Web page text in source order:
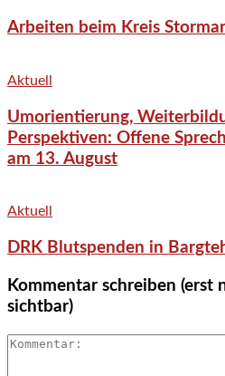
Arbeiten beim Kreis
Aktuell
Umorientierung,
Perspektiven: Offene
am 13. August
Aktuell
DRK Blutspenden in
Kommentar schreiben (erst
sichtbar)